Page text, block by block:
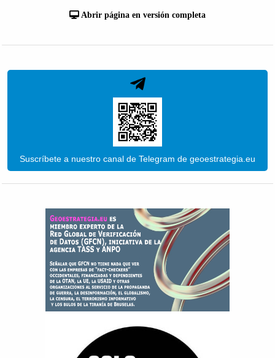
Abrir página en versión completa
Suscríbete a nuestro canal de Telegram de geoestrategia.eu